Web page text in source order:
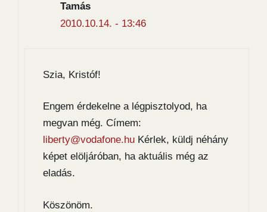
Tamás
2010.10.14. - 13:46
Szia, Kristóf!
Engem érdekelne a légpisztolyod, ha
megvan még. Címem:
liberty@vodafone.hu Kérlek, küldj néhány
képet elöljáróban, ha aktuális még az
eladás.
Köszönöm.